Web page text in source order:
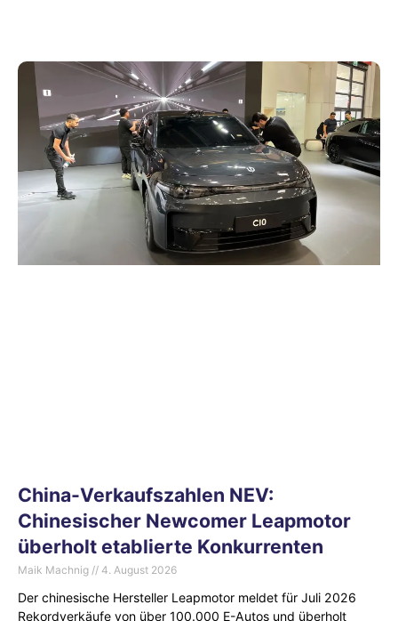
China-Verkaufszahlen NEV:
Chinesischer Newcomer Leapmotor
überholt etablierte Konkurrenten
Maik Machnig 4. August 2026
Der chinesische Hersteller Leapmotor meldet für Juli 2026
Rekordverkäufe von über 100.000 E-Autos und überholt